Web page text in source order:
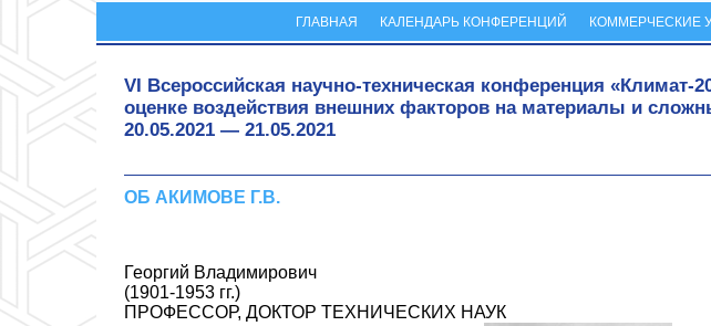
ГЛАВНАЯ КАЛЕНДАРЬ КОНФЕРЕНЦИЙ КОММЕРЧЕСКИЕ
VI Всероссийская научно-техническая конференция
оценке воздействия внешних факторов на материалы и
20.05.2021 — 21.05.2021
ОБ АКИМОВЕ Г.В.
Георгий Владимирович
(1901-1953 гг.)
ПРОФЕССОР, ДОКТОР ТЕХНИЧЕСКИХ НАУК